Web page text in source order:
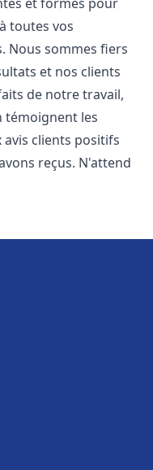
toutes vos
Nous sommes fiers
et nos clients
de notre travail,
témoignent les
clients positifs
reçus. N'attend